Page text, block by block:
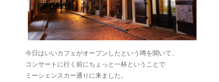
今日はいいカフェがオープンしたという噂を聞いて、
コンサートに行く前にちょっと一杯ということで
ミーシェンスカー通りに来ました。